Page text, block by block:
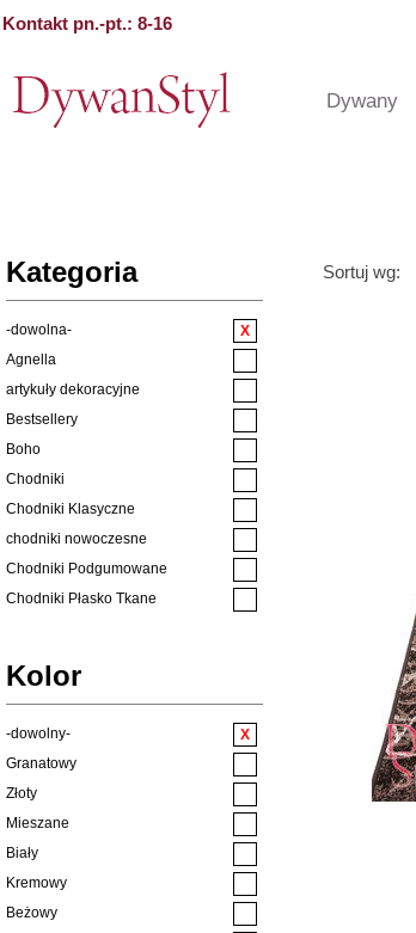
Kontakt pn.-pt.: 8-16
Dywany
Kategoria
-dowolna-
Agnella
artykuły dekoracyjne
Bestsellery
Boho
Chodniki
Chodniki Klasyczne
chodniki nowoczesne
Chodniki Podgumowane
Chodniki Płasko Tkane
Dziecięce
Kolor
-dowolny-
Granatowy
Złoty
Mieszane
Biały
Kremowy
Beżowy
Sortuj wg: